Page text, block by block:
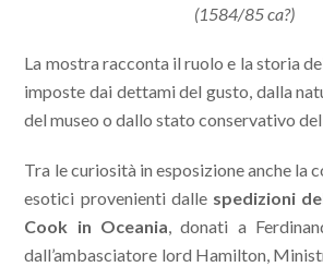
(1584/85 ca?)
La mostra racconta il ruolo e la storia
imposte dai dettami del gusto, dalla
del museo o dallo stato conservativo
Tra le curiosità in esposizione anche la
esotici provenienti dalle spedizioni
Cook in Oceania, donati a
dall’ambasciatore lord Hamilton,